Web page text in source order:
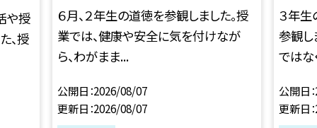
や授
、授
６月、２年生の道徳を参観しました。授
業では、健康や安全に気を付けなが
ら、わがまま...
公開日 2026/08/07
更新日 2026/08/07
３年生
参観し
ではな
公開日
更新日